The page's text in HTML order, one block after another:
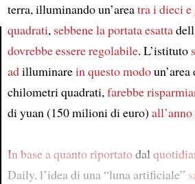
Article
terra, illuminando un’areatra i dieci
quadrati, sebbenela portataesatta
dovrebbe essere regolabile. L’istituto
adilluminarein questo modoun’area
chilometri quadrati,farebbe
di yuan (150 milioni di euro) all’anno
In base aquantoriportatodal
Daily, l’idea di una “luna artificiale”